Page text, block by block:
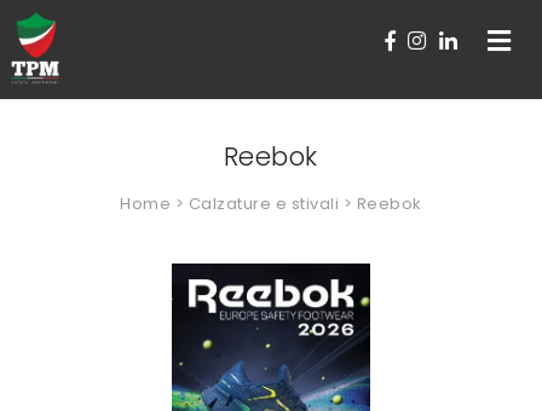
Toggle
Reebok
Home > Calzature e stivali > Reebok